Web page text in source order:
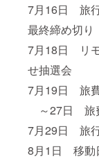
7月16日 旅
最終締め切り
7月18日 リ
せ抽選会
7月19日 旅
～27日 旅
7月29日 旅
8月1日 移動